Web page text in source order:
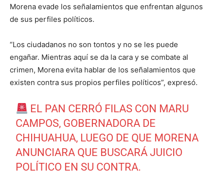
Morena evade los señalamientos que enfrentan algunos
de sus perfiles políticos.
“Los ciudadanos no son tontos y no se les puede
engañar. Mientras aquí se da la cara y se combate al
crimen, Morena evita hablar de los señalamientos que
existen contra sus propios perfiles políticos”, expresó.
EL PAN CERRÓ FILAS CON MARU
CAMPOS, GOBERNADORA DE
CHIHUAHUA, LUEGO DE QUE MORENA
ANUNCIARA QUE BUSCARÁ JUICIO
POLÍTICO EN SU CONTRA.